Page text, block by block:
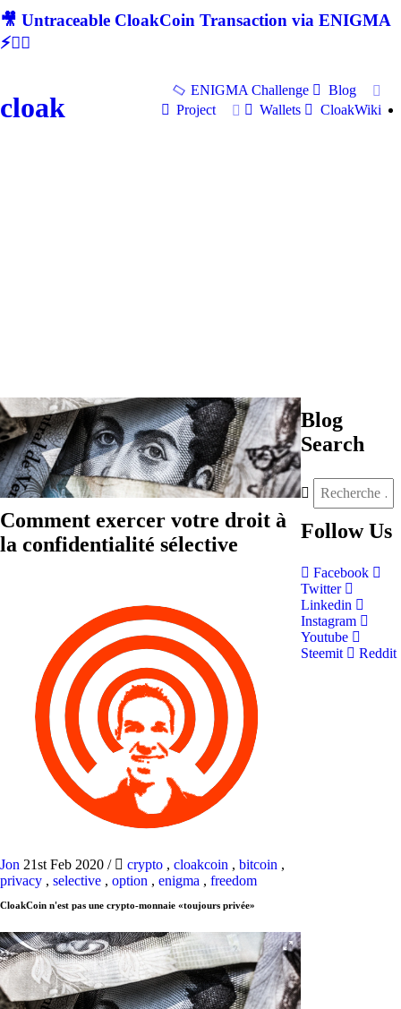
🎥 Untraceable CloakCoin Transaction via ENIGMA
⚡🕵‍♂
cloak
ENIGMA Challenge
Blog
Project
Wallets CloakWiki
Comment exercer votre droit à
la confidentialité sélective
Jon 21st Feb 2020 / crypto , cloakcoin , bitcoin ,
privacy , selective , option , enigma , freedom
CloakCoin n'est pas une crypto-monnaie «toujours privée»
Blog
Search
Follow Us
Facebook
Twitter
Linkedin
Instagram
Youtube
Steemit
Reddit